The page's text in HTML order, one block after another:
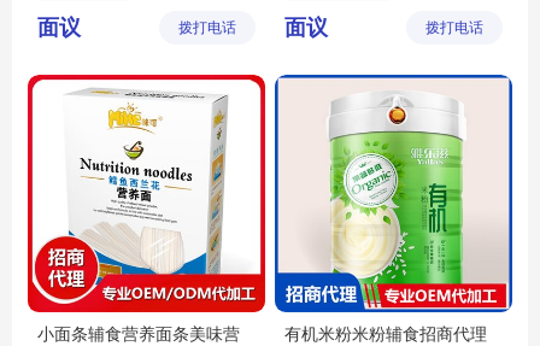
辅食米粉
技有限公
面议 拨打电话
婴幼儿面条代理
婴幼儿面条批发
宝宝面条招商
技有限公
面议 拨打电话
小面条辅食营养面条美味营
有机米粉米粉辅食招商代理